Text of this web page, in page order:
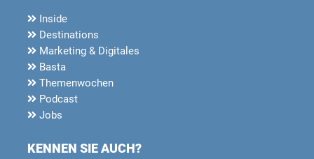
Inside
Destinations
Marketing & Digitales
Basta
Themenwochen
Podcast
Jobs
KENNEN SIE AUCH?